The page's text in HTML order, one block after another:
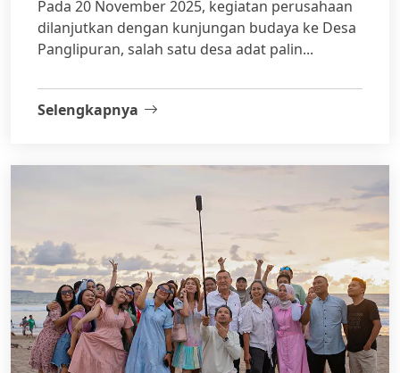
Pada 20 November 2025, kegiatan perusahaan
dilanjutkan dengan kunjungan budaya ke Desa
Panglipuran, salah satu desa adat palin...
Selengkapnya